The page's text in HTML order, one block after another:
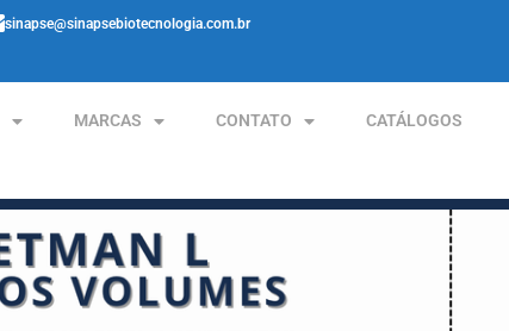
sinapse@sinapsebiotecnologia.com.br
MARCAS CONTATO CATÁLOGOS